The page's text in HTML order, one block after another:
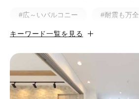
#広～いバルコニー #耐震も万全
#カフェ風 #昭和レトロ
#ナチュラル #アジアンテイスト
#アンティーク調
キーワード一覧を見る